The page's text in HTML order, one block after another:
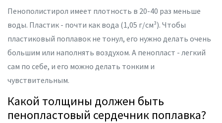
Пенополистирол имеет плотность в 20-40 раз меньше
воды. Пластик - почти как вода (1,05 г/см³). Чтобы
пластиковый поплавок не тонул, его нужно делать очень
большим или наполнять воздухом. А пенопласт - легкий
сам по себе, и его можно делать тонким и
чувствительным.
Какой толщины должен быть
пенопластовый сердечник поплавка?